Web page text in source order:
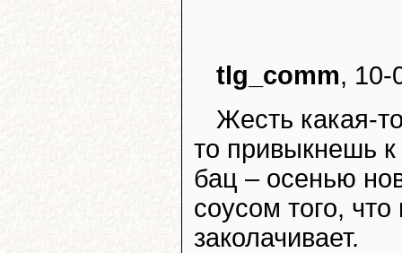
tlg_comm, 10-
Жесть какая-
то привыкнешь
бац – осенью
соусом того,
заколачивает.